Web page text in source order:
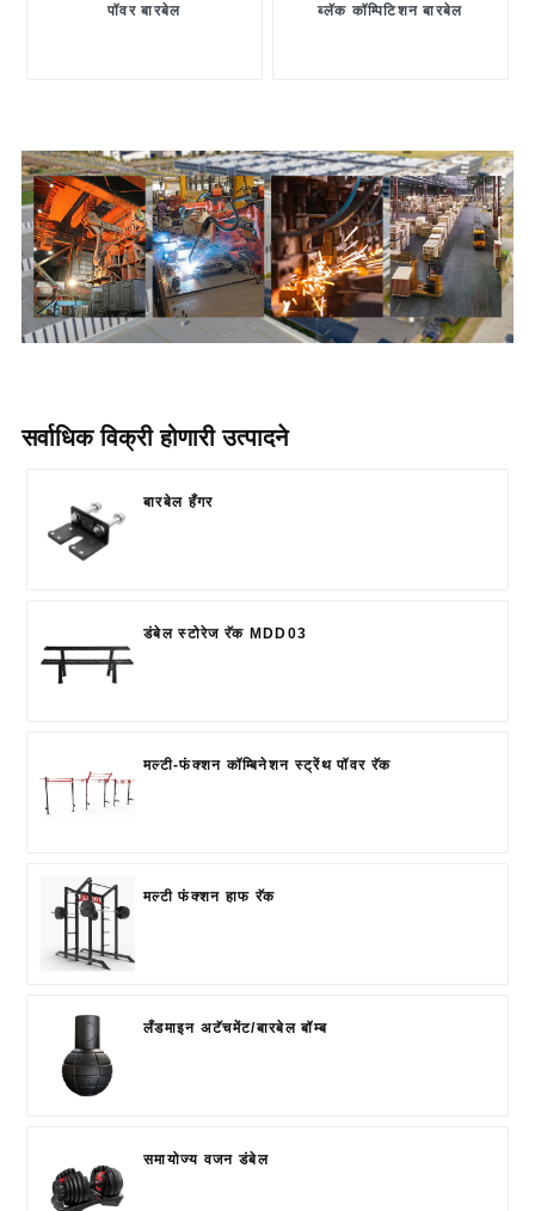
पॉवर बारबेल ब्लॅक कॉम्पिटिशन बारबेल
सर्वाधिक विक्री होणारी उत्पादने
बारबेल हँगर
डंबेल स्टोरेज रॅक MDD03
मल्टी-फंक्शन कॉम्बिनेशन स्ट्रेंथ पॉवर रॅक
मल्टी फंक्शन हाफ रॅक
लँडमाइन अटॅचमेंट/बारबेल बॉम्ब
समायोज्य वजन डंबेल